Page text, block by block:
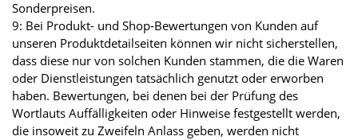
Sonderpreisen.
9: Bei Produkt- und Shop-Bewertungen von Kunden auf
unseren Produktdetailseiten können wir nicht sicherstellen,
dass diese nur von solchen Kunden stammen, die die Waren
oder Dienstleistungen tatsächlich genutzt oder erworben
haben. Bewertungen, bei denen bei der Prüfung des
Wortlauts Auffälligkeiten oder Hinweise festgestellt werden,
die insoweit zu Zweifeln Anlass geben, werden nicht